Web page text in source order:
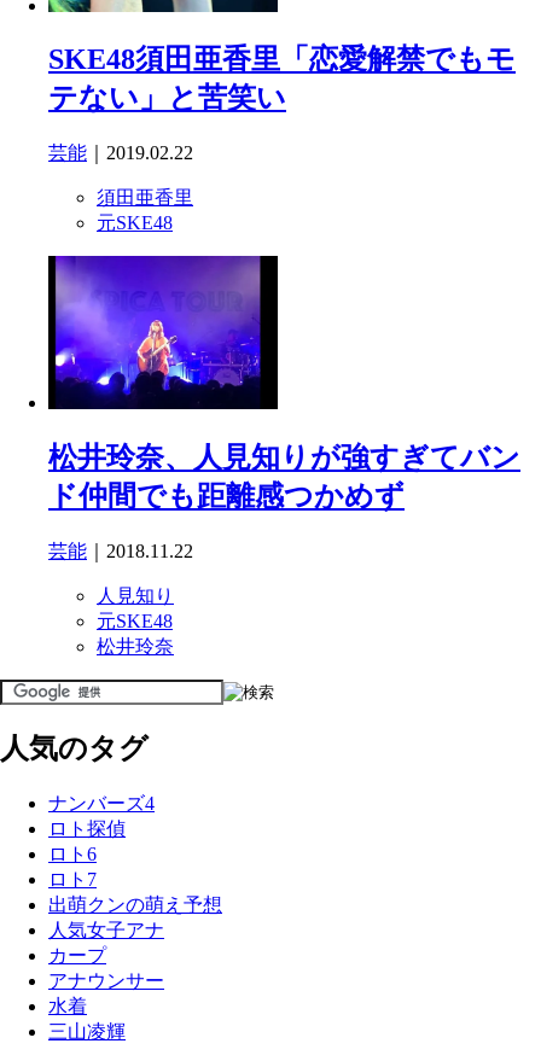
SKE48須田亜香里「恋愛解禁でもモ
テない」と苦笑い
芸能 ｜2019.02.22
須田亜香里
元SKE48
松井玲奈、人見知りが強すぎてバン
ド仲間でも距離感つかめず
芸能 ｜2018.11.22
人見知り
元SKE48
松井玲奈
人気のタグ
ナンバーズ4
ロト探偵
ロト6
ロト7
出萌クンの萌え予想
人気女子アナ
カープ
アナウンサー
水着
三山凌輝